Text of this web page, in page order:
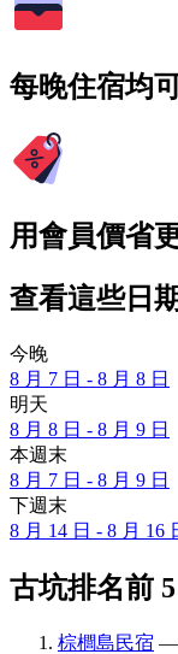
每晚住宿均
用會員價省
查看這些日
今晚
8 月 7 日 - 8 月 8 日
明天
8 月 8 日 - 8 月 9 日
本週末
8 月 7 日 - 8 月 9 日
下週末
8 月 14 日 - 8 月 16
古坑排名前
棕櫚島民宿 —